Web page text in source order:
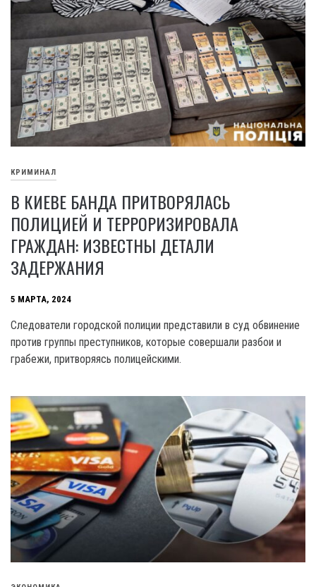
КРИМИНАЛ
В КИЕВЕ БАНДА ПРИТВОРЯЛАСЬ
ПОЛИЦИЕЙ И ТЕРРОРИЗИРОВАЛА
ГРАЖДАН: ИЗВЕСТНЫ ДЕТАЛИ
ЗАДЕРЖАНИЯ
5 МАРТА, 2024
Следователи городской полиции представили в суд обвинение
против группы преступников, которые совершали разбои и
грабежи, притворяясь полицейскими.